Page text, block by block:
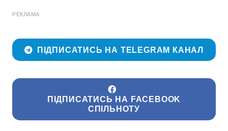
РЕКЛАМА
ПІДПИСАТИСЬ НА TELEGRAM КАНАЛ
ПІДПИСАТИСЬ НА FACEBOOK
СПІЛЬНОТУ